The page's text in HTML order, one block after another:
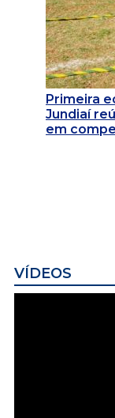
Primeira
Jundiaí
em
VÍDEOS